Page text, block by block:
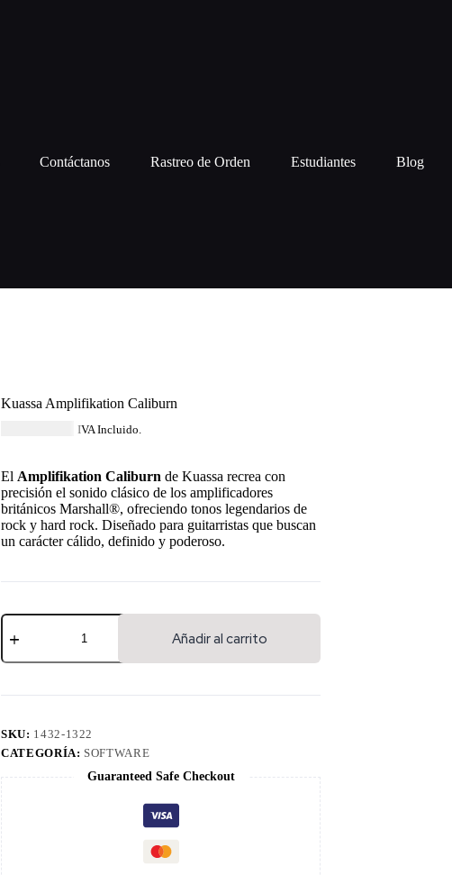
Contáctanos Rastreo de Orden Estudiantes Blog
Kuassa Amplifikation Caliburn
IVA Incluido.
El Amplifikation Caliburn de Kuassa recrea con
precisión el sonido clásico de los amplificadores
británicos Marshall®, ofreciendo tonos legendarios de
rock y hard rock. Diseñado para guitarristas que buscan
un carácter cálido, definido y poderoso.
Añadir al carrito
SKU: 1432-1322
CATEGORÍA: SOFTWARE
Guaranteed Safe Checkout